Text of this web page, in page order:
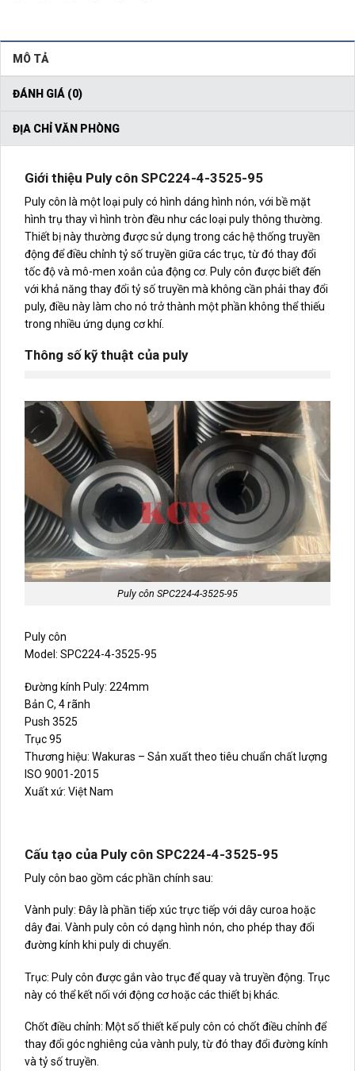
MÔ TẢ
ĐÁNH GIÁ (0)
ĐỊA CHỈ VĂN PHÒNG
Giới thiệu Puly côn SPC224-4-3525-95
Puly côn là một loại puly có hình dáng hình nón, với bề mặt
hình trụ thay vì hình tròn đều như các loại puly thông thường.
Thiết bị này thường được sử dụng trong các hệ thống truyền
động để điều chỉnh tỷ số truyền giữa các trục, từ đó thay đổi
tốc độ và mô-men xoắn của động cơ. Puly côn được biết đến
với khả năng thay đổi tỷ số truyền mà không cần phải thay đổi
puly, điều này làm cho nó trở thành một phần không thể thiếu
trong nhiều ứng dụng cơ khí.
Thông số kỹ thuật của puly
Puly côn SPC224-4-3525-95
Puly côn
Model: SPC224-4-3525-95
Đường kính Puly: 224mm
Bản C, 4 rãnh
Push 3525
Trục 95
Thương hiệu: Wakuras – Sản xuất theo tiêu chuẩn chất lượng
ISO 9001-2015
Xuất xứ: Việt Nam
Cấu tạo của Puly côn SPC224-4-3525-95
Puly côn bao gồm các phần chính sau:
Vành puly: Đây là phần tiếp xúc trực tiếp với dây curoa hoặc
dây đai. Vành puly côn có dạng hình nón, cho phép thay đổi
đường kính khi puly di chuyển.
Trục: Puly côn được gắn vào trục để quay và truyền động. Trục
này có thể kết nối với động cơ hoặc các thiết bị khác.
Chốt điều chỉnh: Một số thiết kế puly côn có chốt điều chỉnh để
thay đổi góc nghiêng của vành puly, từ đó thay đổi đường kính
và tỷ số truyền.